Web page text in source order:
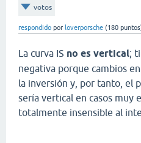
votos
respondido por loverporsche (180
La curva IS no es vertical;
negativa porque cambios
la inversión y, por tanto, el
sería vertical en casos muy
totalmente insensible al